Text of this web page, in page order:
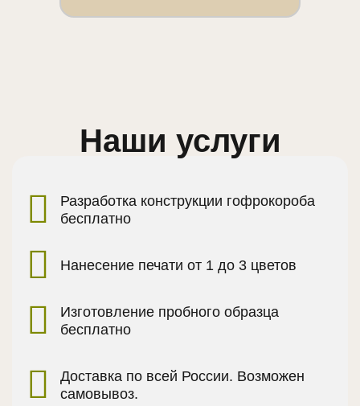
Наши услуги
Разработка конструкции гофрокороба
бесплатно
Нанесение печати от 1 до 3 цветов
Изготовление пробного образца
бесплатно
Доставка по всей России. Возможен
самовывоз.